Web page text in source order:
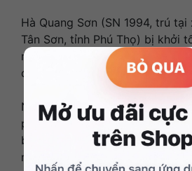
Hà Quang Sơn (SN 1994, trú tại
Tân Sơn, tỉnh Phú Thọ) bị khởi
người, mua bán trái phép chất
dụng trái phép V.K quân dụng.
Nguyễn Hữu Đằng (SN 1967, trú
phường Trần Hưng Đạo, TP Hạ
bác ruột đối tượng Bùi Đình
mua bán trái phép chất M.T.